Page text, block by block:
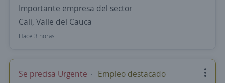
Importante empresa del sector
Cali, Valle del Cauca
Hace 3 horas
Se precisa Urgente Empleo destacado